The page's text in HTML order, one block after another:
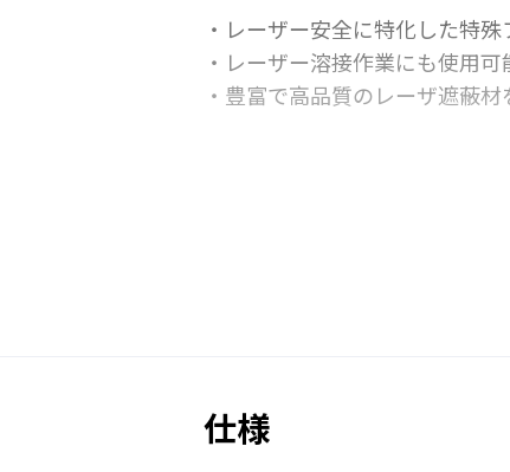
・レーザー安全に特化した特殊
・レーザー溶接作業にも使用可
・豊富で高品質のレーザ遮蔽
・コンパクト収納を可能にす
・パーテーションの移動レイ
・軽量 移動設置が容易
・防錆、防滴、絶縁性に優れた
仕様